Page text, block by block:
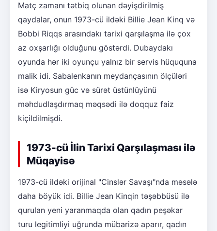
Matç zamanı tətbiq olunan dəyişdirilmiş
qaydalar, onun 1973-cü ildəki Billie Jean Kinq və
Bobbi Riqqs arasındakı tarixi qarşılaşma ilə çox
az oxşarlığı olduğunu göstərdi. Dubaydakı
oyunda hər iki oyunçu yalnız bir servis hüququna
malik idi. Sabalenkanın meydançasının ölçüləri
isə Kiryosun güc və sürət üstünlüyünü
məhdudlaşdırmaq məqsədi ilə doqquz faiz
kiçildilmişdi.
1973-cü İlin Tarixi Qarşılaşması ilə
Müqayisə
1973-cü ildəki orijinal "Cinslər Savaşı"nda məsələ
daha böyük idi. Billie Jean Kinqin təşəbbüsü ilə
qurulan yeni yaranmaqda olan qadın peşəkar
turu legitimliyi uğrunda mübarizə aparır, qadın